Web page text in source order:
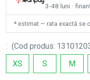
3-48 luni ·
* estimat — rata exactă se
: (Cod produs:
XS
S M